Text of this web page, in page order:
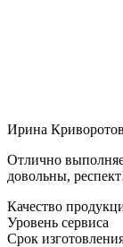
Ирина
Отлично
довольны,
Качество
Уровень сервиса
Срок